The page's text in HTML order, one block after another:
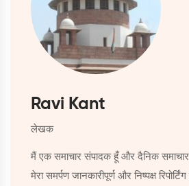
Ravi Kant
लेखक
मैं एक समाचार संपादक हूँ और दैनिक
मेरा समर्पण जानकारीपूर्ण और निष्पक्ष